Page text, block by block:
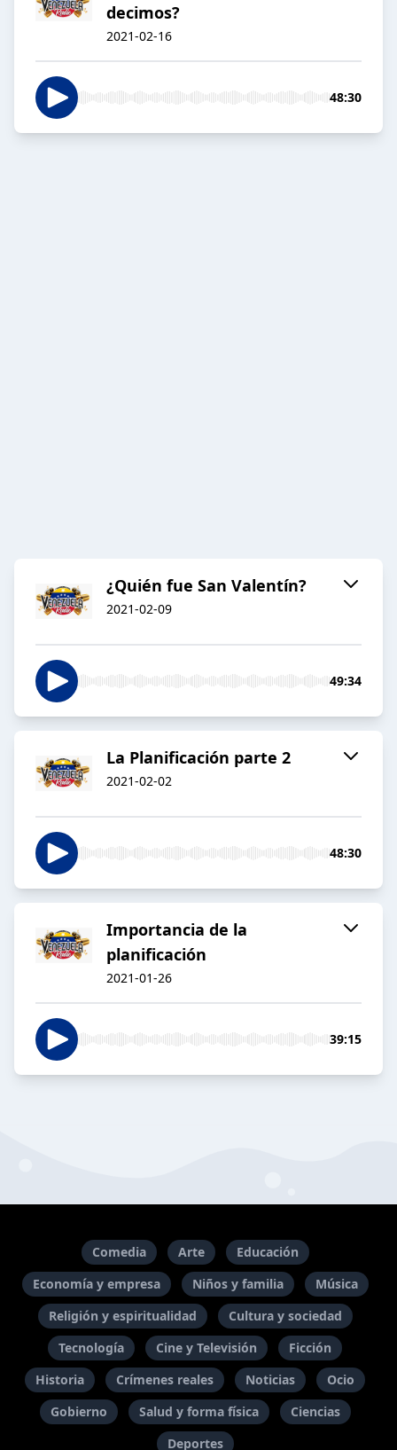
decimos?
2021-02-16
48:30
¿Quién fue San Valentín?
2021-02-09
49:34
La Planificación parte 2
2021-02-02
48:30
Importancia de la
planificación
2021-01-26
39:15
Comedia Arte
Educación
Economía y empresa
Niños y familia
Música
Religión y espiritualidad
Cultura y sociedad
Tecnología
Cine y Televisión
Ficción
Historia
Crímenes reales Noticias
Ocio
Gobierno
Salud y forma física
Ciencias
Deportes